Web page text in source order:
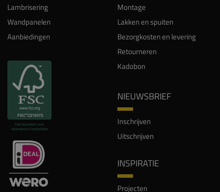
Lambrisering
Wandpanelen
Aanbiedingen
Montage
Lakken en spuiten
Bezorgkosten en levering
Retourneren
Kadobon
NIEUWSBRIEF
Inschrijven
Uitschrijven
INSPIRATIE
Projecten